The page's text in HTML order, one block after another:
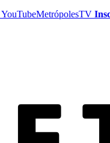
YouTubeMetrópolesTV